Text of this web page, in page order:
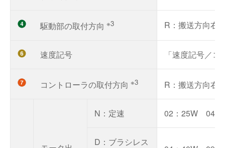
駆動部の取付方向 ※3 R：搬送方向右
速度記号 「速度記号／
コントローラの取付方向 ※3 R：搬送方向
N：定速 02：25W 04
D：ブラシレス